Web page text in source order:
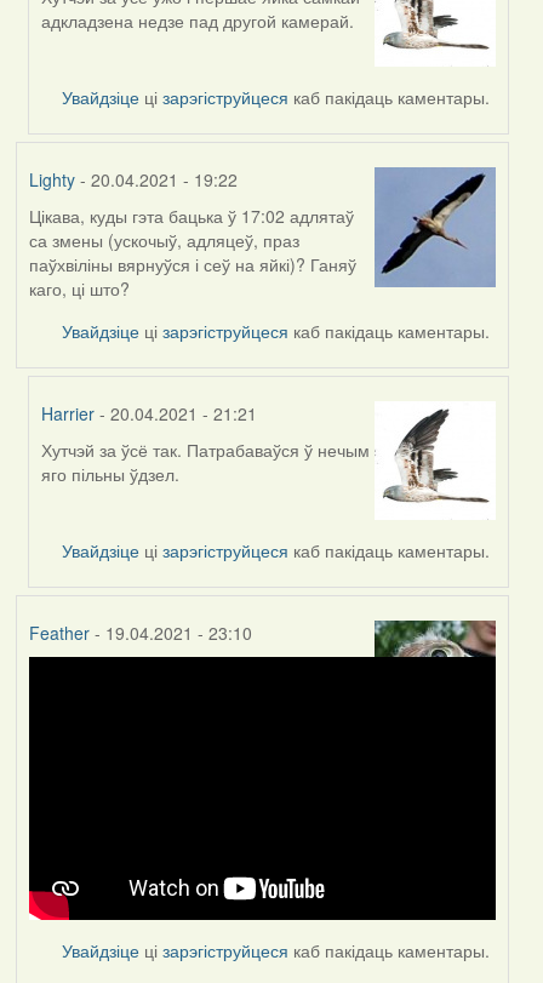
In
reply
Feather
адкладзена недзе пад другой камерай.
Увайдзіце цізарэгіструйцеся каб пакідаць каментары.
Lighty- 20.04.2021 - 19:22
Цікава, куды гэта бацька ў 17:02 адлятаў
са змены (ускочыў, адляцеў, праз
паўхвіліны вярнуўся і сеў на яйкі)? Ганяў
каго, ці што?
Увайдзіце цізарэгіструйцеся каб пакідаць каментары.
Harrier - 20.04.2021 - 21:21
In
reply
Lighty
Хутчэй за ўсё так. Патрабаваўся ў нечым
яго пільны ўдзел.
Увайдзіце цізарэгіструйцеся каб пакідаць каментары.
Feather- 19.04.2021 - 23:10
Увайдзіце цізарэгіструйцеся каб пакідаць каментары.